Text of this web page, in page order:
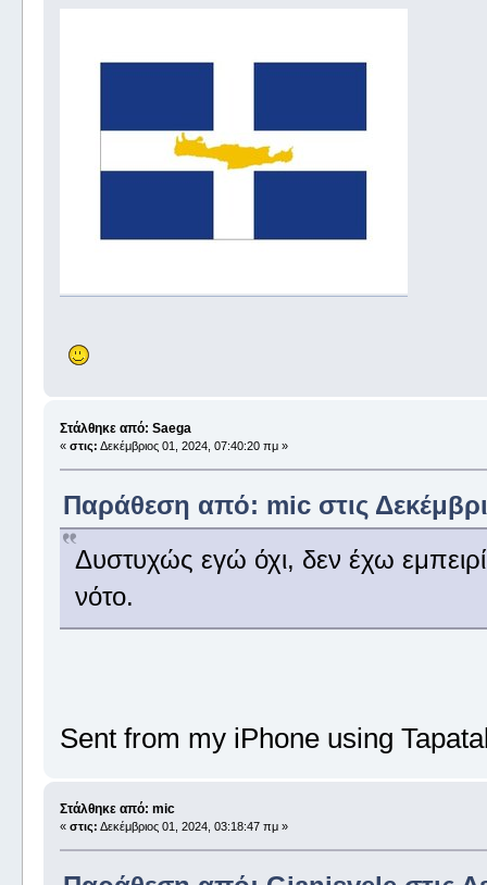
Στάλθηκε από: Saega
« στις: Δεκέμβριος 01, 2024, 07:40:20 πμ »
Παράθεση από: mic στις
Δυστυχώς εγώ όχι, δεν έχω
νότο.
Sent from my iPhone using
Στάλθηκε από: mic
« στις: Δεκέμβριος 01, 2024, 03:18:47 πμ »